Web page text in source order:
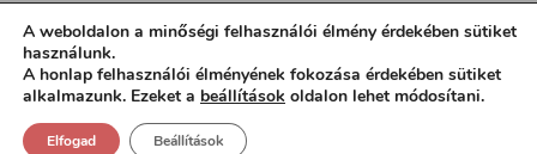
Design:
A weboldalon a minőségi felhasználói élmény érdekében sütiket
használunk.
A honlap felhasználói élményének fokozása érdekében sütiket
alkalmazunk. Ezeket a beállítások oldalon lehet módosítani.
Elfogad Beállítások